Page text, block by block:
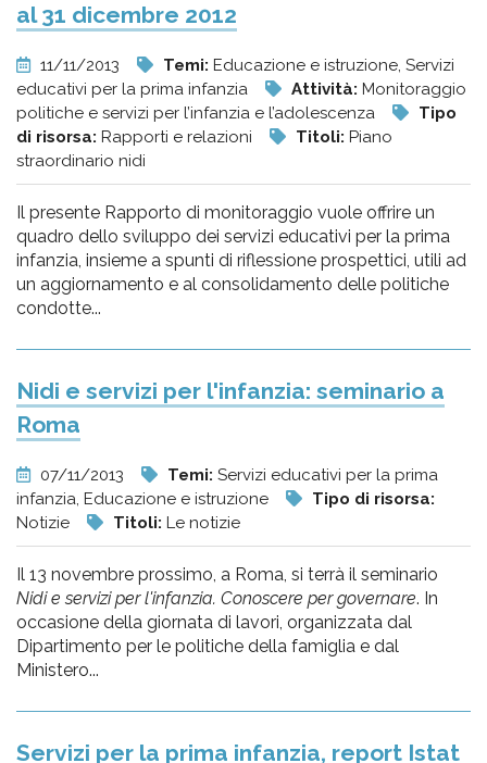
al 31 dicembre 2012
11/11/2013 Temi: Educazione e istruzione, Servizi
educativi per la prima infanzia
Attività: Monitoraggio
politiche e servizi per l’infanzia e l’adolescenza
Tipo
di risorsa: Rapporti e relazioni Titoli: Piano
straordinario nidi
Il presente Rapporto di monitoraggio vuole offrire un
quadro dello sviluppo dei servizi educativi per la prima
infanzia, insieme a spunti di riflessione prospettici, utili ad
un aggiornamento e al consolidamento delle politiche
condotte...
Nidi e servizi per l'infanzia: seminario a
Roma
07/11/2013 Temi: Servizi educativi per la prima
infanzia, Educazione e istruzione
Tipo di risorsa:
Notizie
Titoli: Le notizie
Il 13 novembre prossimo, a Roma, si terrà il seminario
Nidi e servizi per l'infanzia. Conoscere per governare. In
occasione della giornata di lavori, organizzata dal
Dipartimento per le politiche della famiglia e dal
Ministero...
Servizi per la prima infanzia, report Istat